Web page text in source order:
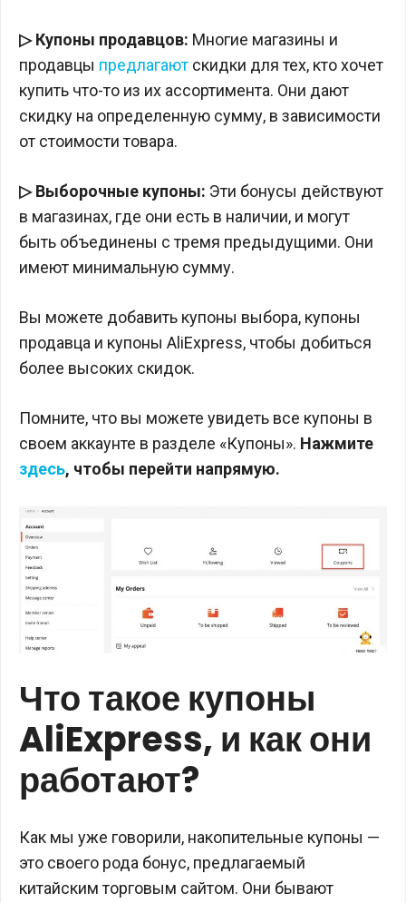
▷ Купоны продавцов: Многие магазины и
продавцы предлагают скидки для тех, кто хочет
купить что-то из их ассортимента. Они дают
скидку на определенную сумму, в зависимости
от стоимости товара.
▷ Выборочные купоны: Эти бонусы действуют
в магазинах, где они есть в наличии, и могут
быть объединены с тремя предыдущими. Они
имеют минимальную сумму.
Вы можете добавить купоны выбора, купоны
продавца и купоны AliExpress, чтобы добиться
более высоких скидок.
Помните, что вы можете увидеть все купоны в
своем аккаунте в разделе «Купоны». Нажмите
здесь, чтобы перейти напрямую.
Что такое купоны
AliExpress, и как они
работают?
Как мы уже говорили, накопительные купоны —
это своего рода бонус, предлагаемый
китайским торговым сайтом. Они бывают